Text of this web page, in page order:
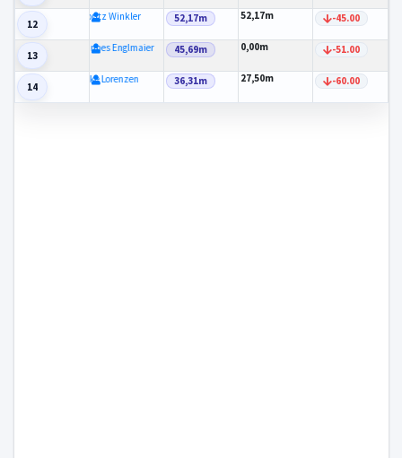
12
Moritz Winkler 52,17m 52,17m -45.00
13
Johannes Englmaier 45,69m 0,00m -51.00
14
Rike Lorenzen 36,31m 27,50m -60.00